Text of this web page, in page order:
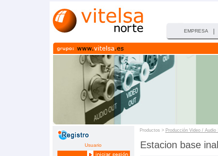
EMPRESA
Usuario
Productos > Producción Video / Audio
Estacion base